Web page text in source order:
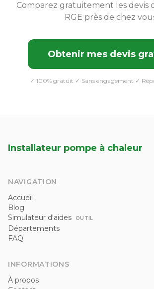
Comparez gratuitement les devis
RGE près de chez
Obtenir mes devis
✓ 100% gratuit ✓ Sans engagement ✓
Installateur pompe à chaleur
NAVIGATION
Accueil
Blog
Simulateur d'aides
OUTIL
Départements
FAQ
INFORMATIONS
À propos